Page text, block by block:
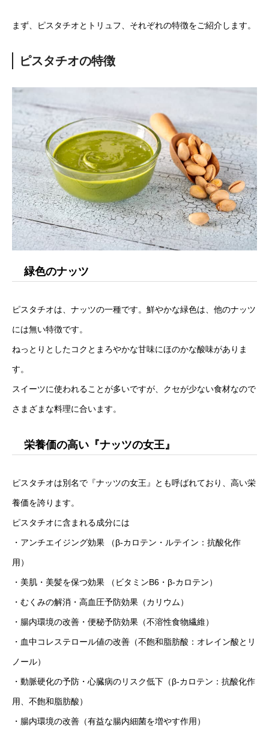
まず、ピスタチオとトリュフ、それぞれの特徴をご紹介します。
ピスタチオの特徴
緑色のナッツ
ピスタチオは、ナッツの一種です。鮮やかな緑色は、他のナッツ
には無い特徴です。
ねっとりとしたコクとまろやかな甘味にほのかな酸味がありま
す。
スイーツに使われることが多いですが、クセが少ない食材なので
さまざまな料理に合います。
栄養価の高い『ナッツの女王』
ピスタチオは別名で『ナッツの女王』とも呼ばれており、高い栄
養価を誇ります。
ピスタチオに含まれる成分には
・アンチエイジング効果 （β-カロテン・ルテイン：抗酸化作
用）
・美肌・美髪を保つ効果 （ビタミンB6・β-カロテン）
・むくみの解消・高血圧予防効果（カリウム）
・腸内環境の改善・便秘予防効果（不溶性食物繊維）
・血中コレステロール値の改善（不飽和脂肪酸：オレイン酸とリ
ノール）
・動脈硬化の予防・心臓病のリスク低下（β-カロテン：抗酸化作
用、不飽和脂肪酸）
・腸内環境の改善（有益な腸内細菌を増やす作用）